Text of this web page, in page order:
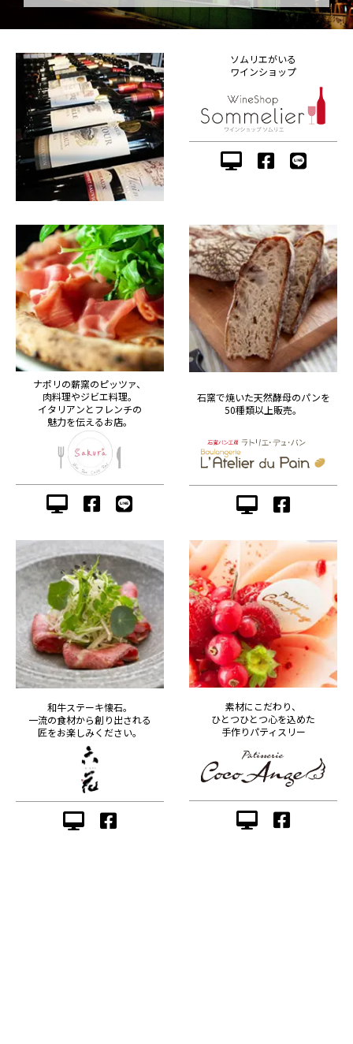
ソムリエがいる
ワインショップ
ナポリの薪窯のピッツァ、
肉料理やジビエ料理。
イタリアンとフレンチの
魅力を伝えるお店。
石窯で焼いた天然酵母のパンを
50種類以上販売。
和牛ステーキ懐石。
一流の食材から創り出される
匠をお楽しみください。
素材にこだわり、
ひとつひとつ心を込めた
手作りパティスリー